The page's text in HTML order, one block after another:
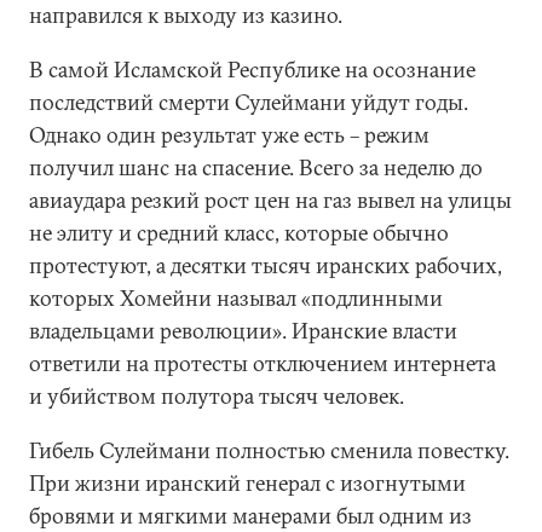
направился к выходу из казино.
В самой Исламской Республике на осознание
последствий смерти Сулеймани уйдут годы.
Однако один результат уже есть – режим
получил шанс на спасение. Всего за неделю до
авиаудара резкий рост цен на газ вывел на улицы
не элиту и средний класс, которые обычно
протестуют, а десятки тысяч иранских рабочих,
которых Хомейни называл «подлинными
владельцами революции». Иранские власти
ответили на протесты отключением интернета
и убийством полутора тысяч человек.
Гибель Сулеймани полностью сменила повестку.
При жизни иранский генерал с изогнутыми
бровями и мягкими манерами был одним из